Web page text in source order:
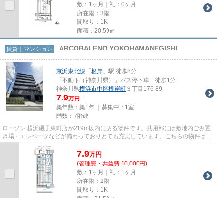
敷：1ヶ月｜礼：0ヶ月
所在階：3階
間取り：1K
面積：20.59㎡
賃貸｜マンション ARCOBALENO YOKOHAMANEGISHI
京浜東北線 「 根岸 」駅 徒歩8分
「不動下（神奈川県）」バス停下車 徒歩1分
神奈川県横浜市中区根岸町 ３丁目176-89
7.9万円
築年数：築1年 ｜募集中： 1室
階数：7階建
ローソン 横浜磯子東町店が219m以内にある物件です。共用部には敷地内ごみ置
き場・エレベータなどが備わっておりとても充実しています。こちらの物件はマ
ンションです。まだまだ新しい...
7.9万円
(管理費・共益費 10,000円)
敷：1ヶ月｜礼：1ヶ月
所在階：2階
間取り：1K